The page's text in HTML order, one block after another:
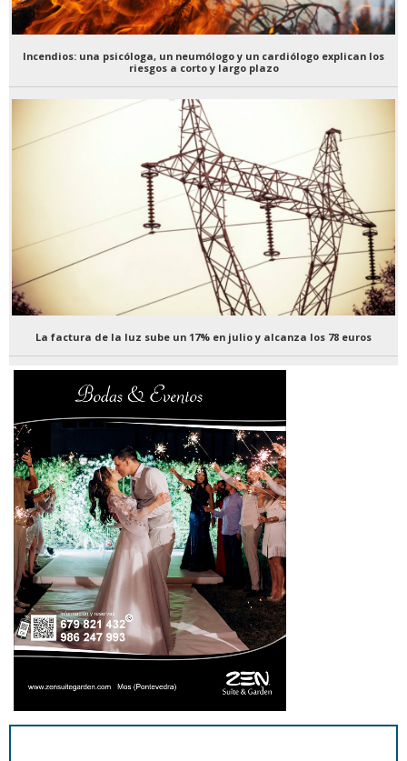
Incendios: una psicóloga, un neumólogo y un cardiólogo explican los
riesgos a corto y largo plazo
La factura de la luz sube un 17% en julio y alcanza los 78 euros